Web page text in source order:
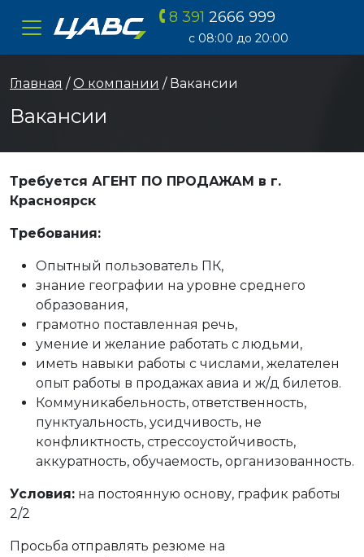
ЦАВС
8 391 2666 999
с 08:00 до 20:00
Главная /О компании / Вакансии
Вакансии
Требуется АГЕНТ ПО ПРОДАЖАМ в г.
Красноярск
Требования:
Опытный пользователь ПК,
знание географии на уровне среднего
образования,
грамотно поставленная речь,
умение и желание работать с людьми,
иметь навыки работы с числами, желателен
опыт работы в продажах авиа и ж/д билетов.
Коммуникабельность, ответственность,
пунктуальность, усидчивость, не
конфликтность, стрессоустойчивость,
аккуратность, обучаемость, организованность.
Условия: на постоянную основу, график работы
2/2
Просьба отправлять резюме на